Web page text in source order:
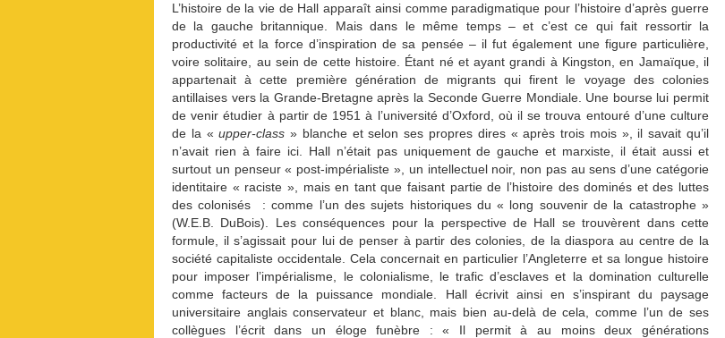
L’histoire de la vie de Hall apparaît ainsi comme paradigmatique pour l’histoire d’après guerre
de la gauche britannique. Mais dans le même temps – et c’est ce qui fait ressortir la
productivité et la force d’inspiration de sa pensée – il fut également une figure particulière,
voire solitaire, au sein de cette histoire. Étant né et ayant grandi à Kingston, en Jamaïque, il
appartenait à cette première génération de migrants qui firent le voyage des colonies
antillaises vers la Grande-Bretagne après la Seconde Guerre Mondiale. Une bourse lui permit
de venir étudier à partir de 1951 à l’université d’Oxford, où il se trouva entouré d’une culture
de la «upper-class» blanche et selon ses propres dires « après trois mois », il savait qu’il
n’avait rien à faire ici. Hall n’était pas uniquement de gauche et marxiste, il était aussi et
surtout un penseur « post-impérialiste », un intellectuel noir, non pas au sens d’une catégorie
identitaire « raciste », mais en tant que faisant partie de l’histoire des dominés et des luttes
des colonisés : comme l’un des sujets historiques du « long souvenir de la catastrophe »
(W.E.B. DuBois). Les conséquences pour la perspective de Hall se trouvèrent dans cette
formule, il s’agissait pour lui de penser à partir des colonies, de la diaspora au centre de la
société capitaliste occidentale. Cela concernait en particulier l’Angleterre et sa longue histoire
pour imposer l’impérialisme, le colonialisme, le trafic d’esclaves et la domination culturelle
comme facteurs de la puissance mondiale. Hall écrivit ainsi en s’inspirant du paysage
universitaire anglais conservateur et blanc, mais bien au-delà de cela, comme l’un de ses
collègues l’écrit dans un éloge funèbre : « Il permit à au moins deux générations